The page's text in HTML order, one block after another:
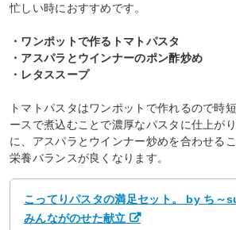
忙しい時におすすめです。
・ワンポットで作るトマトパスタ
・アスパラとウインナーのポン酢炒め
・レタススープ
トマトパスタはワンポットで作れるので時
ースで煮込むことで濃厚なパスタに仕上が
に、アスパラとウインナー炒めを合わせる
栄養バランスが良くなります。
こってりパスタの満足セット。 by ち～
みんながのせた献立